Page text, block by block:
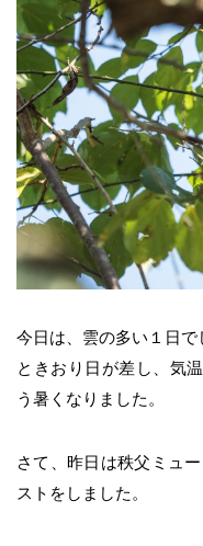
今日は、雲の多い１日で
ときおり日が差し、気
う暑くなりました。
さて、昨日は秩父ミュ
ストをしました。